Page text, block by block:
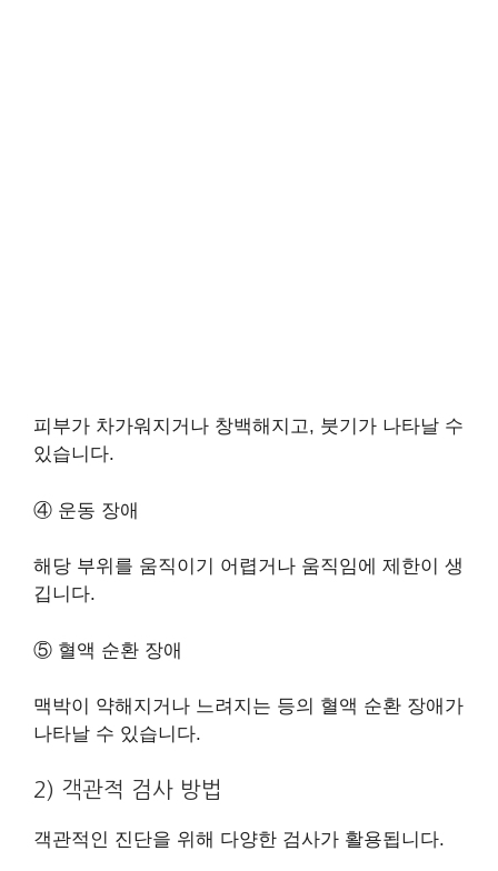
피부가 차가워지거나 창백해지고, 붓기가 나타날 수
있습니다.
④ 운동 장애
해당 부위를 움직이기 어렵거나 움직임에 제한이 생
깁니다.
⑤ 혈액 순환 장애
맥박이 약해지거나 느려지는 등의 혈액 순환 장애가
나타날 수 있습니다.
2) 객관적 검사 방법
객관적인 진단을 위해 다양한 검사가 활용됩니다.